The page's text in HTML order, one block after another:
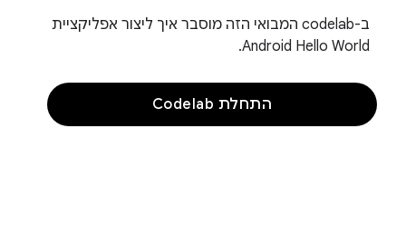
ב-codelab המבואי הזה מוסבר איך ליצור אפליקציית
Android Hello World.
התחלת Codelab